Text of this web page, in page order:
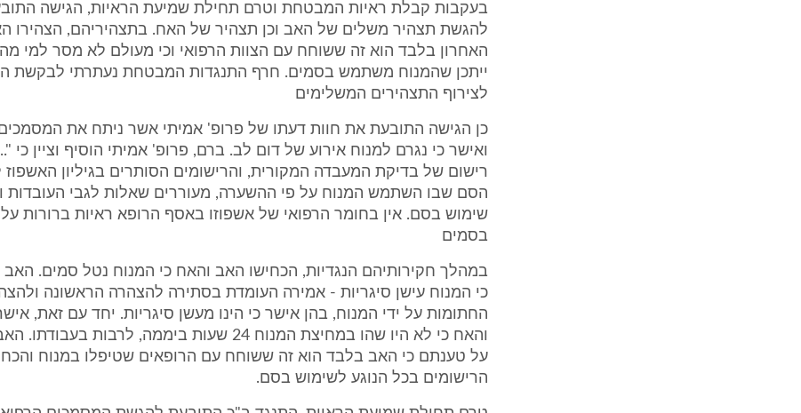
בעקבות קבלת ראיות המבטחת וטרם תחילת שמיעת הראיות, הגישה
להגשת תצהיר משלים של האב וכן תצהיר של האח. בתצהיריהם, הצהירו
האחרון בלבד הוא זה ששוחח עם הצוות הרפואי וכי מעולם לא מסר למי
ייתכן שהמנוח משתמש בסמים. חרף התנגדות המבטחת נעתרתי לבקשת
לצירוף התצהירים המשלימים
כן הגישה התובעת את חוות דעתו של פרופ' אמיתי אשר ניתח את המסמכים
ואישר כי נגרם למנוח אירוע של דום לב. ברם, פרופ' אמיתי הוסיף וציין כי
רישום של בדיקת המעבדה המקורית, והרישומים הסותרים בגיליון האשפוז
הסם שבו השתמש המנוח על פי ההשערה, מעוררים שאלות לגבי העובדות
שימוש בסם. אין בחומר הרפואי של אשפוזו באסף הרופא ראיות ברורות
בסמים
במהלך חקירותיהם הנגדיות, הכחישו האב והאח כי המנוח נטל סמים.
כי המנוח עישן סיגריות - אמירה העומדת בסתירה להצהרה הראשונה
החתומות על ידי המנוח, בהן אישר כי הינו מעשן סיגריות. יחד עם זאת,
והאח כי לא היו שהו במחיצת המנוח 24 שעות ביממה, לרבות
על טענתם כי האב בלבד הוא זה ששוחח עם הרופאים שטיפלו במנוח
הרישומים בכל הנוגע לשימוש בסם.